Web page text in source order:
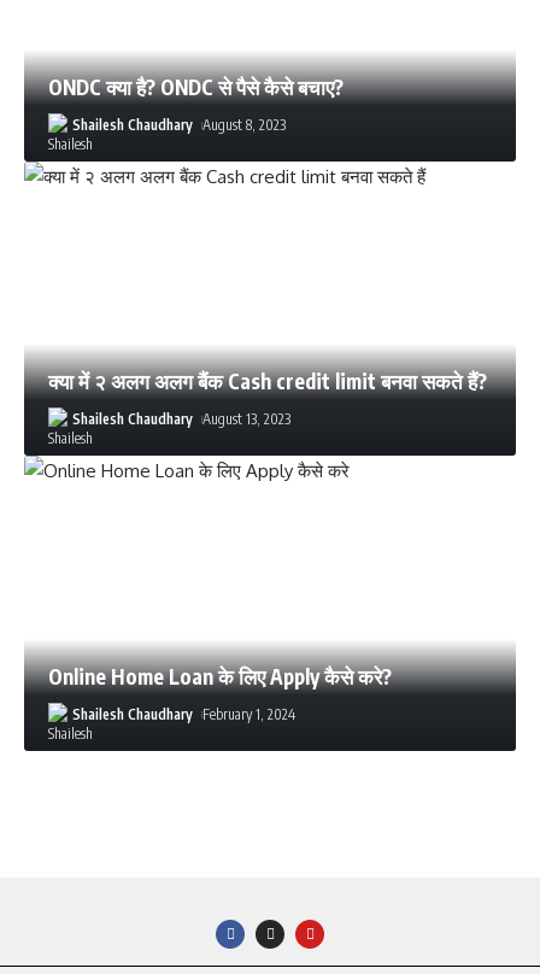
ONDC क्या है? ONDC से पैसे कैसे बचाए?
Shailesh Chaudhary August 8, 2023
क्या में २ अलग अलग बैंक Cash credit limit बनवा सकते हैं?
Shailesh Chaudhary August 13, 2023
Online Home Loan के लिए Apply कैसे करे?
Shailesh Chaudhary February 1, 2024